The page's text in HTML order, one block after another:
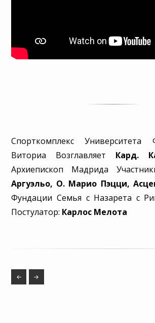
Спорткомплекс Университета
Виториа Возглавляет Кард.
Архиепископ Мадрида
Аргуэльо, О. Марио Пэцци,
Фундации Семья с Назарета с
Постулатор: Карлос Мелота